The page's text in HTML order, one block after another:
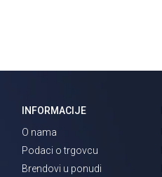
INFORMACIJE
O nama
Podaci o trgovcu
Brendovi u ponudi